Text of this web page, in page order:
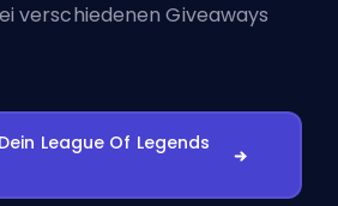
verschiedenen Giveaways
League Of Legends